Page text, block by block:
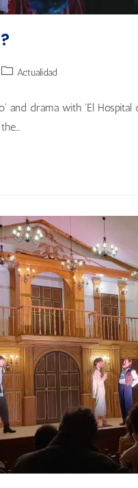
Actualidad
and drama with 'El